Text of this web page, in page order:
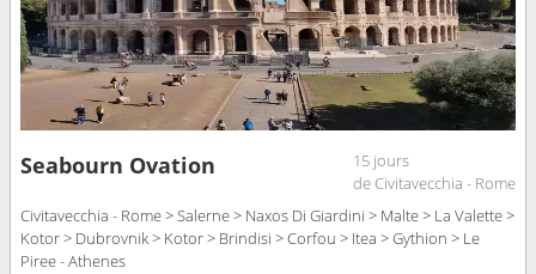
Seabourn Ovation
15 jours
de Civitavecchia - Rome
Civitavecchia - Rome > Salerne > Naxos Di Giardini > Malte > La Valette >
Kotor > Dubrovnik > Kotor > Brindisi > Corfou > Itea > Gythion > Le
Piree - Athenes